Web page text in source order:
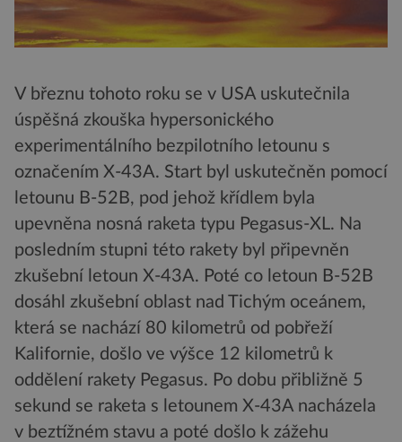
V březnu tohoto roku se v USA uskutečnila
úspěšná zkouška hypersonického
experimentálního bezpilotního letounu s
označením X-43A. Start byl uskutečněn pomocí
letounu B-52B, pod jehož křídlem byla
upevněna nosná raketa typu Pegasus-XL. Na
posledním stupni této rakety byl připevněn
zkušební letoun X-43A. Poté co letoun B-52B
dosáhl zkušební oblast nad Tichým oceánem,
která se nachází 80 kilometrů od pobřeží
Kalifornie, došlo ve výšce 12 kilometrů k
oddělení rakety Pegasus. Po dobu přibližně 5
sekund se raketa s letounem X-43A nacházela
v beztížném stavu a poté došlo k zážehu